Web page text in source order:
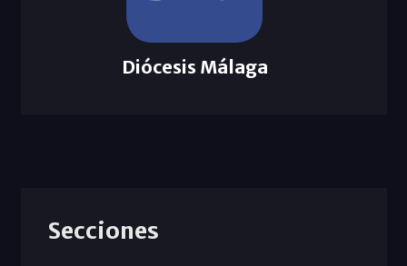
Diócesis Málaga
Secciones